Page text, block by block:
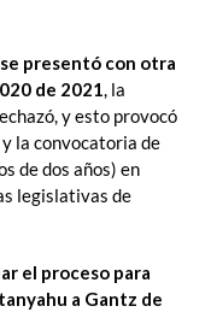
presentó con otra
de 2021, la
y esto provocó
la convocatoria de
de dos años) en
legislativas de
el proceso para
a Gantz de